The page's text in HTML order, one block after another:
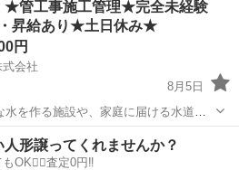
カシャッと写真撮影、書類の整理など
★管工事施工管理★完全未経験
昇給あり★土日休み★
円
会社
8月5日
を作る施設や、家庭に届ける水道管
、お家の土台づくりなど □管理のサ
シャッと写真撮影、書類の整理など
人形譲ってくれませんか？
OK🙆‍♀️査定0円‼️